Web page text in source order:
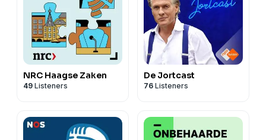
NRC Haagse Zaken
49 Listeners
De Jortcast
76 Listeners